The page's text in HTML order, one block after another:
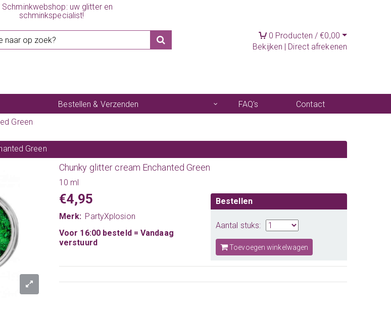
Schminkwebshop: uw glitter en
schminkspecialist!
0 Producten /€0,00
Bekijken | Direct afrekenen
Bestellen & Verzenden FAQ's
Contact
Green
Green
Chunky glitter cream Enchanted Green
10 ml
€4,95
Merk: PartyXplosion
Voor 16:00 besteld = Vandaag
verstuurd
Bestellen
Aantal stuks:
Toevoegen winkelwagen